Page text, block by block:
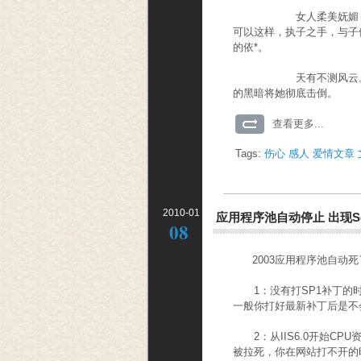
女人柔美妩媚，她的
可以这样，执子之手，与
的依*。
天有不测风云。一天
的黑暗将她彻底击倒。
查看更多...
Tags:伤心 感人 爱情文章
2010-01
08
应用程序池自动停止 出现
2003应用程序池自动死
1：没有打SP1补丁的时
一般你打好最新补丁后是
2：从IIS6.0开始CPU资
被拉死，你在网站打不开